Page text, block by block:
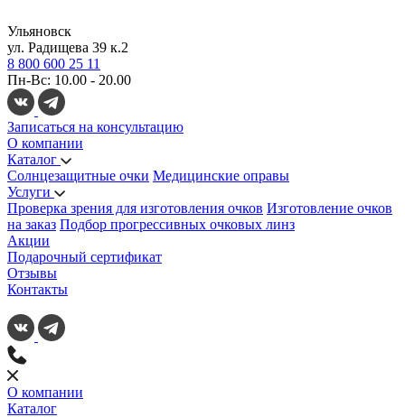
Ульяновск
ул. Радищева 39 к.2
8 800 600 25 11
Пн-Вс: 10.00 - 20.00
Записаться на консультацию
О компании
Каталог
Солнцезащитные очки Медицинские оправы
Услуги
Проверка зрения для изготовления очков Изготовление очков
на заказ Подбор прогрессивных очковых линз
Акции
Подарочный сертификат
Отзывы
Контакты
О компании
Каталог